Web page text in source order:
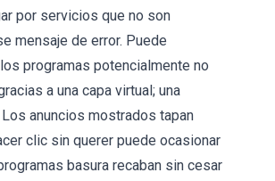
por servicios que no son
mensaje de error. Puede
programas potencialmente no
a una capa virtual; una
anuncios mostrados tapan
clic sin querer puede ocasionar
basura recaban sin cesar